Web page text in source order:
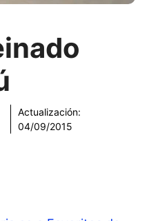
Actualización:
04/09/2015